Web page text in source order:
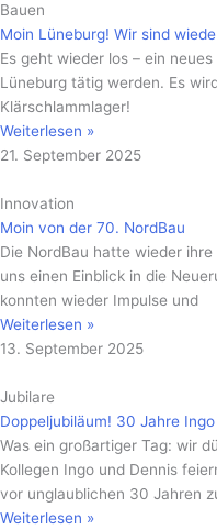
Bauen
Moin Lüneburg! Wir sind
Es geht wieder los – ein
Lüneburg tätig werden. Es
Klärschlammlager!
Weiterlesen »
21. September 2025
Innovation
Moin von der 70. NordBau
Die NordBau hatte wieder
uns einen Einblick in die
konnten wieder Impulse und
Weiterlesen »
13. September 2025
Jubilare
Doppeljubiläum! 30 Jahre
Was ein großartiger Tag: wir
Kollegen Ingo und Dennis
vor unglaublichen 30 Jahren
Weiterlesen »